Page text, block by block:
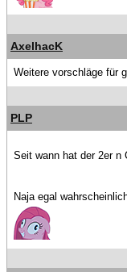
AxelhacK
Weitere vorschläge für
PLP
Seit wann hat der 2er n
Naja egal